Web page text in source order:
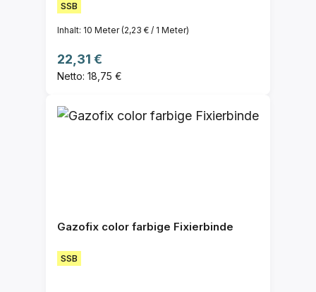
SSB
Inhalt: 10 Meter(2,23 € / 1 Meter)
Regulärer Preis:
22,31 €
Netto: 18,75 €
Gazofix color farbige Fixierbinde
SSB